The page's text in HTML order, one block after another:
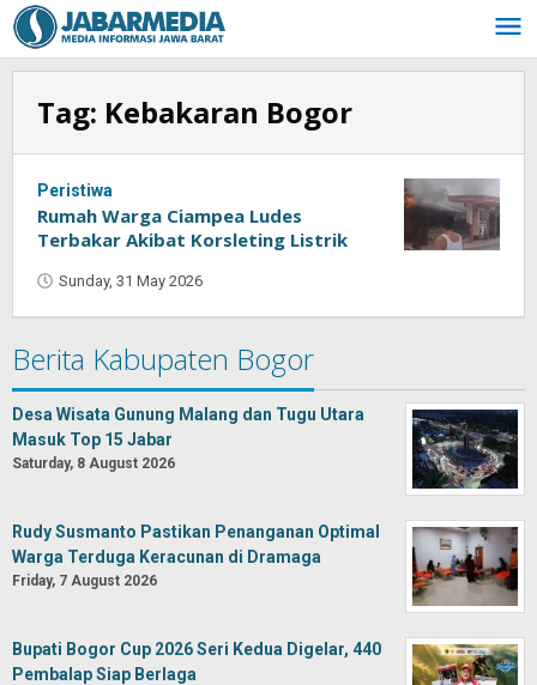
Skip
to
content
Tag: Kebakaran Bogor
Peristiwa
Rumah Warga Ciampea Ludes
Terbakar Akibat Korsleting Listrik
Sunday, 31 May 2026
Berita Kabupaten Bogor
Desa Wisata Gunung Malang dan Tugu Utara
Masuk Top 15 Jabar
Saturday, 8 August 2026
Rudy Susmanto Pastikan Penanganan Optimal
Warga Terduga Keracunan di Dramaga
Friday, 7 August 2026
Bupati Bogor Cup 2026 Seri Kedua Digelar, 440
Pembalap Siap Berlaga